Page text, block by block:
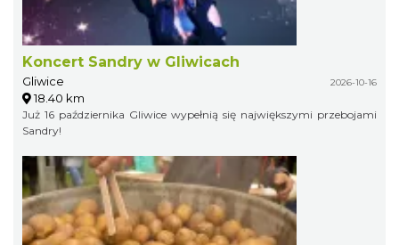
Koncert Sandry w Gliwicach
Gliwice 2026-10-16
18.40 km
Już 16 października Gliwice wypełnią się największymi przebojami
Sandry!